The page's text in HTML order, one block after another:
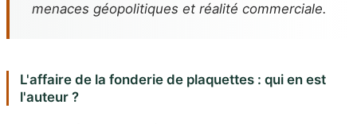
menaces géopolitiques et réalité commerciale.
L'affaire de la fonderie de plaquettes : qui en est
l'auteur ?